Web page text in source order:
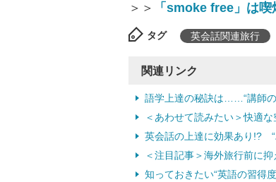
＞＞ 「smoke free」は
タグ 英会話関連旅行
関連リンク
語学上達の秘訣は……“講師
＜あわせて読みたい＞快適
英会話の上達に効果あり!? “
＜注目記事＞海外旅行前に
知っておきたい“英語の習得